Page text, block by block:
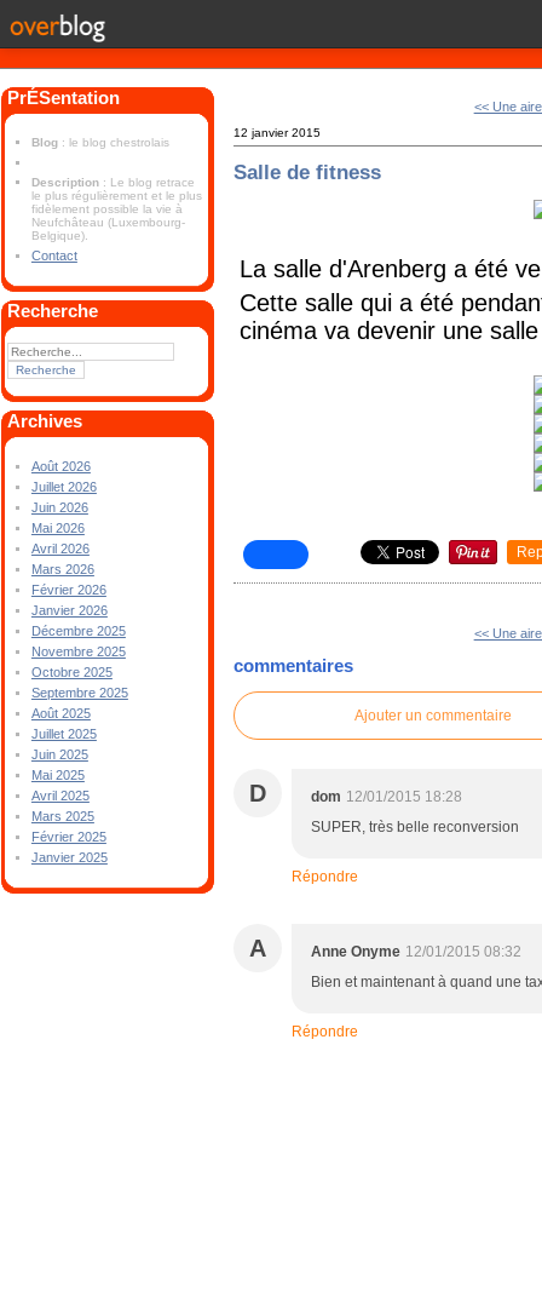
PrÉSentation
Blog : le blog chestrolais
Description : Le blog retrace
le plus régulièrement et le plus
fidèlement possible la vie à
Neufchâteau (Luxembourg-
Belgique).
Contact
Recherche
Archives
Août 2026
Juillet 2026
Juin 2026
Mai 2026
Avril 2026
Mars 2026
Février 2026
Janvier 2026
Décembre 2025
Novembre 2025
Octobre 2025
Septembre 2025
Août 2025
Juillet 2025
Juin 2025
Mai 2025
Avril 2025
Mars 2025
Février 2025
Janvier 2025
<< Une
12 janvier 2015
Salle de fitness
La salle d'Arenberg a été
Cette salle qui a été
cinéma va devenir une
<< Une
commentaires
Ajouter un commentaire
D dom 12/01/2015 18:28
SUPER, très belle reconversion
Répondre
A Anne Onyme 12/01/2015 08:32
Bien et maintenant à quand une
Répondre